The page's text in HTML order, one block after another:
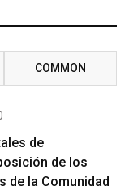
COMMON
de
de los
de la Comunidad